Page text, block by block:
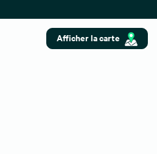
Afficher la carte